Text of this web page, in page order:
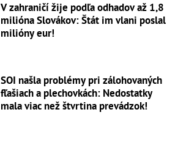
V zahraničí žije podľa odhadov až 1,8
milióna Slovákov: Štát im vlani poslal
milióny eur!
SOI našla problémy pri zálohovaných
fľašiach a plechovkách: Nedostatky
mala viac než štvrtina prevádzok!